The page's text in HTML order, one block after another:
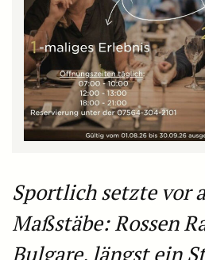
Sportlich setzte vor
Maßstäbe: Rossen
Bulgare, längst ein